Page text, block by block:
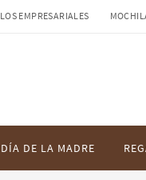
EMPRESARIALES
DE LA MADRE